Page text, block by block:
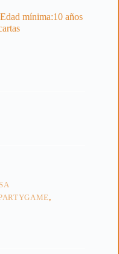
Edad mínima:10 años
,